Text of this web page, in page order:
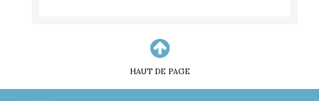
HAUT DE PAGE